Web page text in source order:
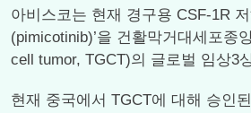
아비스코는 현재 경구용 CSF-1R
(pimicotinib)’을 건활막거대세포종
cell tumor, TGCT)의 글로벌 임상3
현재 중국에서 TGCT에 대해 승인